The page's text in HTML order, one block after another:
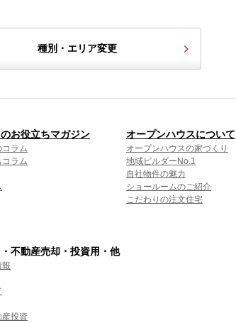
種別・エリア変更
お役立ちマガジン
ラム
ラム
オープンハウスについて
オープンハウスの家づくり
地域ビルダーNo.1
自社物件の魅力
ショールームのご紹介
こだわりの注文住宅
不動産売却・投資用・他
報
投資